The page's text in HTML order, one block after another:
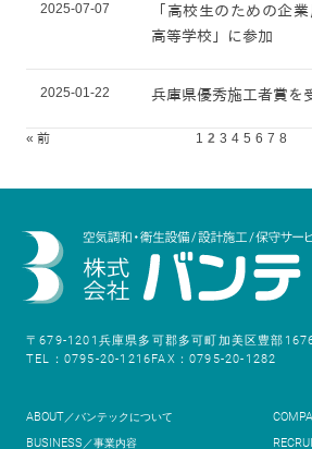
2025-07-07
「高校生のための企
高等学校」に参加
2025-01-22 兵庫県優秀施工者賞を
« 前 1 2 3 4 5 6 7 8
〒679-1201 兵庫県多可郡多可町加美区豊部
TEL：0795-20-1216FAX：0795-20-1282
ABOUT／バンテックについて
BUSINESS ／事業内容